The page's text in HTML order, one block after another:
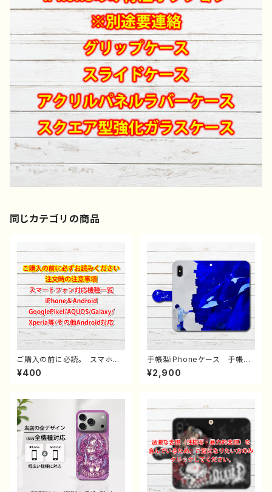
同じカテゴリの商品
ご購入の前に必読。 スマホケ
ース サイズ 一覧 選び方
iPhoneケース Android iP
xel AQUOS OPPO ワイ
モバイル etc. 手帳型 全機
種対応
¥400
手帳型iPhoneケース 手帳型
スマホケース 手帳型 全機種
対応 イラスト 男の子 かっ
い エモい メンズ クール
14/13/12/11 AQUOS Xper
ia Googlepixel Galaxy
Android アンドロイド ケー
ス 個性的 おすすめ 人気
イラストレーター クリエイタ
ー 絵師 オリジナル デザイ
ン グッズ タイトル：少年とシ
ャチ 作：しゅり
¥2,900